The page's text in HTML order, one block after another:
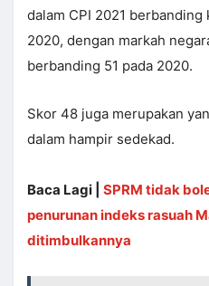
dalam CPI 2021
2020, dengan markah
berbanding 51 pada 2020.
Skor 48 juga merupakan
dalam hampir sedekad.
Baca Lagi | SPRM tidak
penurunan indeks rasuah
ditimbulkannya